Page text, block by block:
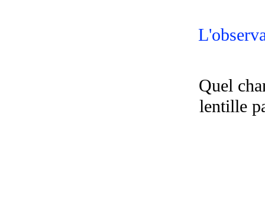
Quel
lentille